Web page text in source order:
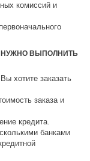
комиссий и
НУЖНО ВЫПОЛНИТЬ
хотите заказать
заказа и
кредита.
банками